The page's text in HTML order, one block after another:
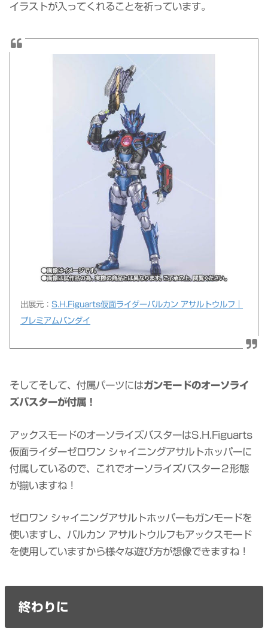
イラストが入ってくれることを祈っています。
出展元： S.H.Figuarts仮面ライダーバルカン アサルトウルフ｜
プレミアムバンダイ
そしてそして、付属パーツにはガンモードのオーソライ
ズバスターが付属！
アックスモードのオーソライズバスターはS.H.Figuarts
仮面ライダーゼロワン シャイニングアサルトホッパーに
付属しているので、これでオーソライズバスター２形態
が揃いますね！
ゼロワン シャイニングアサルトホッパーもガンモードを
使いますし、バルカン アサルトウルフもアックスモード
を使用していますから様々な遊び方が想像できますね！
終わりに